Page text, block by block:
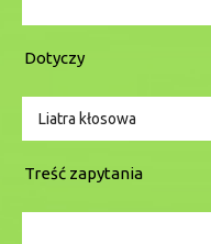
Dotyczy
Treść zapytania